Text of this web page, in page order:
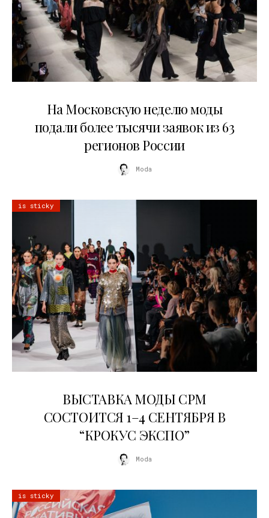
На Московскую неделю моды
подали более тысячи заявок из 63
регионов России
Moda
is sticky
ВЫСТАВКА МОДЫ CPM
СОСТОИТСЯ 1–4 СЕНТЯБРЯ В
“КРОКУС ЭКСПО”
Moda
is sticky